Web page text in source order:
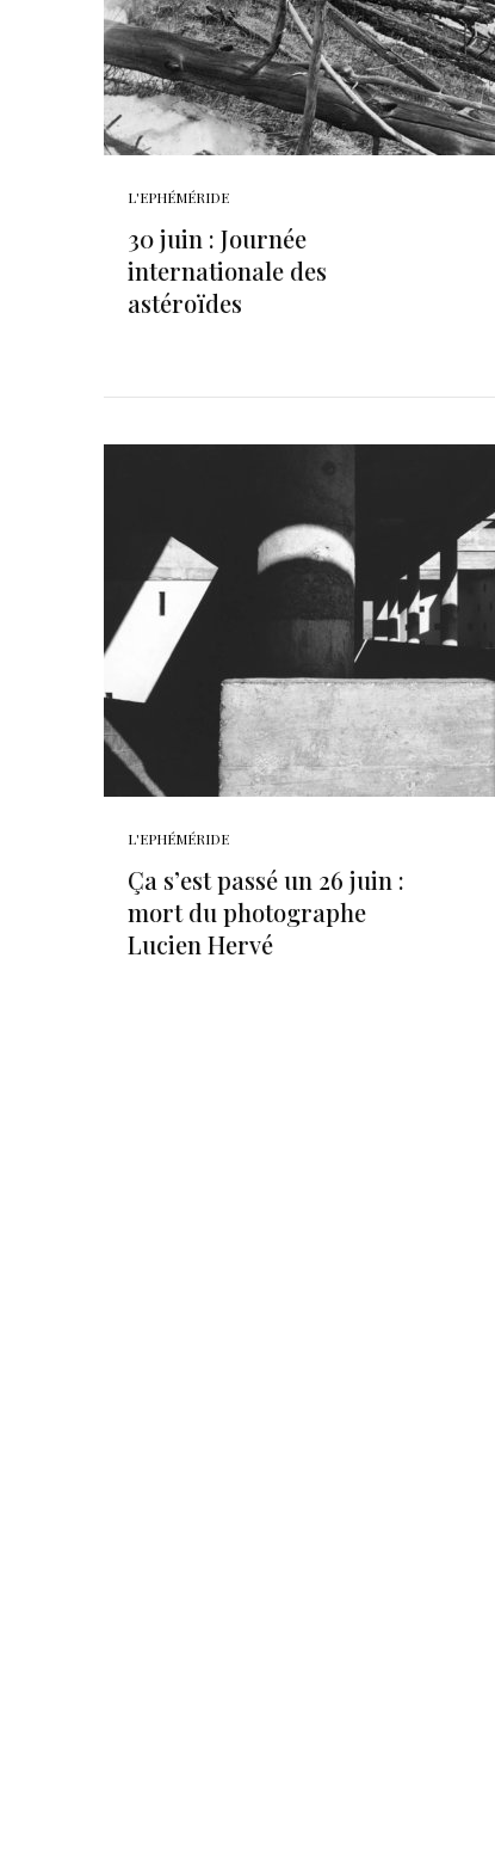
L'EPHÉMÉRIDE
30 juin : Journée
internationale des
astéroïdes
L'EPHÉMÉRIDE
Ça s’est passé un 26 juin :
mort du photographe
Lucien Hervé